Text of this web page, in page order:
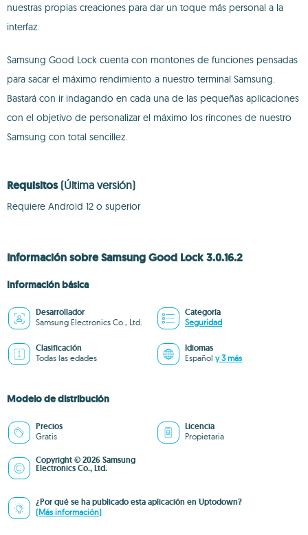
nuestras propias creaciones para dar un toque más personal a la
interfaz.
Samsung Good Lock cuenta con montones de funciones pensadas
para sacar el máximo rendimiento a nuestro terminal Samsung.
Bastará con ir indagando en cada una de las pequeñas aplicaciones
con el objetivo de personalizar el máximo los rincones de nuestro
Samsung con total sencillez.
Requisitos (Última versión)
Requiere Android 12 o superior
Información sobre Samsung Good Lock 3.0.16.2
Información básica
Desarrollador
Samsung Electronics Co., Ltd.
Categoría
Seguridad
Clasificación
Todas las edades
Idiomas
Español y 3 más
Modelo de distribución
Precios
Gratis
Licencia
Propietaria
Copyright © 2026 Samsung
Electronics Co., Ltd.
¿Por qué se ha publicado esta aplicación en Uptodown?
(Más información)